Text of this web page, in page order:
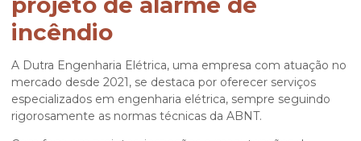
incêndio
A Dutra Engenharia Elétrica, uma empresa com atuação no
mercado desde 2021, se destaca por oferecer serviços
especializados em engenharia elétrica, sempre seguindo
rigorosamente as normas técnicas da ABNT.